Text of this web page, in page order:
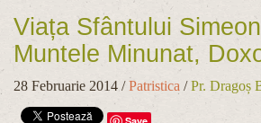
Viața Sfântului
Muntele Minunat,
28 Februarie 2014 /Patristica /Pr. Dragoș